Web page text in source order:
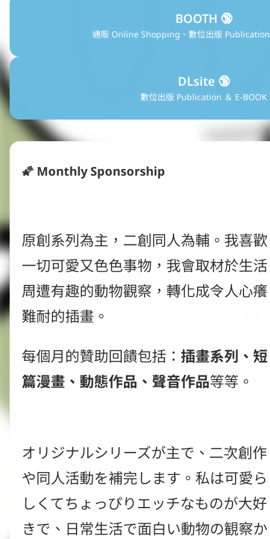
BOOTH 🔞
通販 Online Shopping、數位出版
DLsite 🔞
數位出版 Publication ＆ E-BOOK
🌠 Monthly Sponsorship
原創系列為主，二創同人為輔。我喜歡
一切可愛又色色事物，我會取材於生活
周遭有趣的動物觀察，轉化成令人心癢
難耐的插畫。
每個月的贊助回饋包括： 插畫系列、短
篇漫畫、動態作品、聲音作品等等。
オリジナルシリーズが主で、二次創作
や同人活動を補完します。私は可愛ら
しくてちょっぴりエッチなものが大好
きで、日常生活で面白い動物の観察か